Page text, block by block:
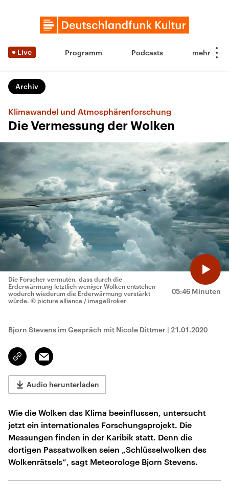
Live Programm Podcasts
Archiv
Klimawandel und Atmosphärenforschung
Die Vermessung der Wolken
05:46 Minuten
Die Forscher vermuten, dass durch die
Erderwärmung letztlich weniger Wolken entstehen –
wodurch wiederum die Erderwärmung verstärkt
würde. © picture alliance / imageBroker
Bjorn Stevens im Gespräch mit Nicole Dittmer | 21.01.2020
Link
kopieren/teilen
Email
Audio herunterladen
Wie die Wolken das Klima beeinflussen, untersucht
jetzt ein internationales Forschungsprojekt. Die
Messungen finden in der Karibik statt. Denn die
dortigen Passatwolken seien „Schlüsselwolken des
Wolkenrätsels“, sagt Meteorologe Bjorn Stevens.